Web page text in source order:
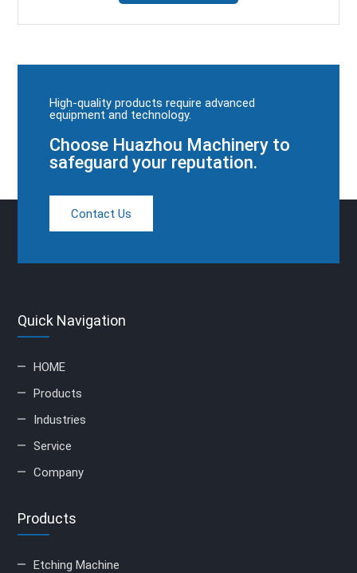
High-quality products require advanced
equipment and technology.
Choose Huazhou Machinery to
safeguard your reputation.
Contact Us
Quick Navigation
HOME
Products
Industries
Service
Company
Products
Etching Machine